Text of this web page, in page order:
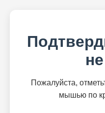
Пожалуйста,
мышью по